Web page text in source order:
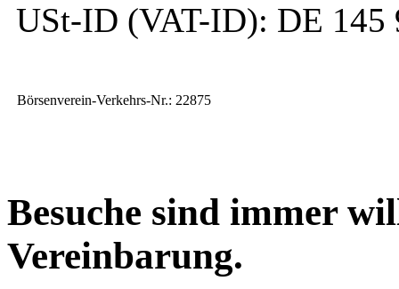
USt-ID (VAT-ID): DE 145
Börsenverein-Verkehrs-Nr.: 22875
Besuche sind immer
Vereinbarung.